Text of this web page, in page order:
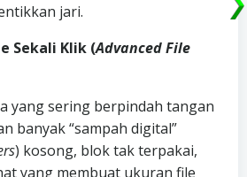
jari.
Sekali Klik (Advanced File
yang sering berpindah tangan
banyak “sampah digital”
) kosong, blok tak terpakai,
yang membuat ukuran file